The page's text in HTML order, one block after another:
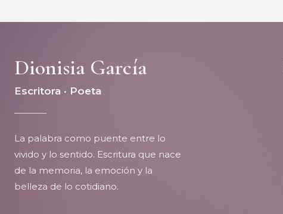
Dionisia García
Escritora · Poeta
La palabra como puente entre lo
vivido y lo sentido. Escritura que nace
de la memoria, la emoción y la
belleza de lo cotidiano.